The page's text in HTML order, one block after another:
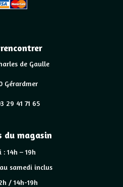
de Gaulle
Gérardmer
29 41 71 65
du magasin
: 14h – 19h
samedi inclus
/ 14h-19h